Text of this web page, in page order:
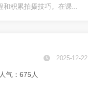
积累拍摄技巧。在课...
2025-12-22
人气：675人